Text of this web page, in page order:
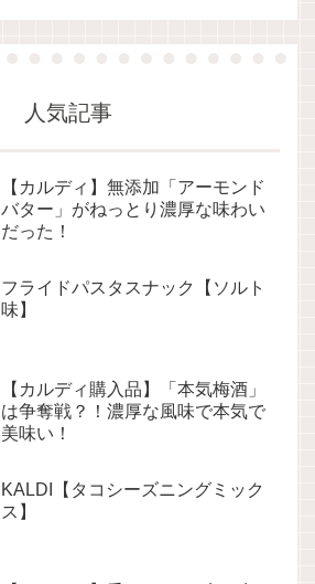
人気記事
【カルディ】無添加「アーモンド
バター」がねっとり濃厚な味わい
だった！
フライドパスタスナック【ソルト
味】
【カルディ購入品】「本気梅酒」
は争奪戦？！濃厚な風味で本気で
美味い！
KALDI【タコシーズニングミック
ス】